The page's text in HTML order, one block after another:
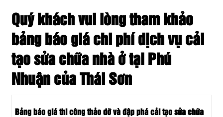
Quý khách vui lòng tham khảo
bảng báo giá chi phí dịch vụ cải
tạo sửa chữa nhà ở tại Phú
Nhuận của Thái Sơn
Bảng báo giá thi công thảo dỡ và đập phá cải tạo sửa chữa